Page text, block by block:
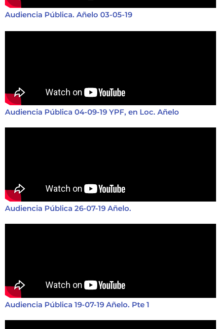
Audiencia Pública. Añelo 03-05-19
Audiencia Pública 04-09-19 YPF, en Loc. Añelo
Audiencia Pública 26-07-19 Añelo.
Audiencia Pública 19-07-19 Añelo. Pte 1